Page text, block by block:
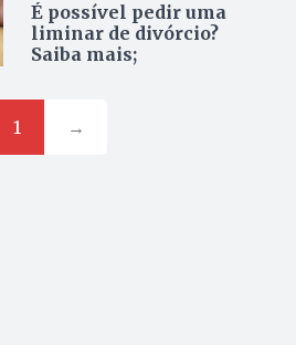
É possível pedir uma
liminar de divórcio?
Saiba mais;
1 →